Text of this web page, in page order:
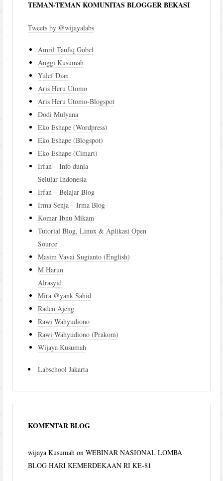
TEMAN-TEMAN KOMUNITAS BLOGGER BEKASI
Tweets by @wijayalabs
Amril Taufiq Gobel
Anggi Kusumah
Yulef Dian
Aris Heru Utomo
Aris Heru Utomo-Blogspot
Dodi Mulyana
Eko Eshape (Wordpress)
Eko Eshape (Blogspot)
Eko Eshape (Cimart)
Irfan – Info dunia
Selular Indonesia
Irfan – Belajar Blog
Irma Senja – Irma Blog
Komar Ibnu Mikam
Tutorial Blog, Linux & Aplikasi Open
Source
Masim Vavai Sugianto (English)
M Harun
Alrasyid
Mira @yank Sahid
Raden Ajeng
Rawi Wahyudiono
Rawi Wahyudiono (Prakom)
Wijaya Kusumah
Labschool Jakarta
KOMENTAR BLOG
wijaya Kusumah onWEBINAR NASIONAL LOMBA
BLOG HARI KEMERDEKAAN RI KE-81